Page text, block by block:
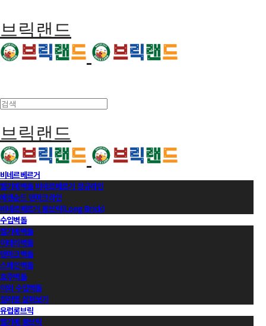
브릭랜드
브릭랜드
비네르베르거
벨기에벽돌 비네르베르거 정규라인
에겐순드 덴마크라인
비네르베르거 롱브릭(Long Brick)
수입벽돌
벨기에벽돌
이태리벽돌
덴마크벽돌
스페인벽돌
호주벽돌
이외 수입벽돌
컬러별 살펴보기
유럽롱브릭
벨기에 롱브릭